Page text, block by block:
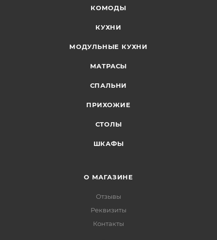
КОМОДЫ
КУХНИ
МОДУЛЬНЫЕ КУХНИ
МАТРАСЫ
СПАЛЬНИ
ПРИХОЖИЕ
СТОЛЫ
ШКАФЫ
О МАГАЗИНЕ
Отзывы
Реквизиты
Контакты